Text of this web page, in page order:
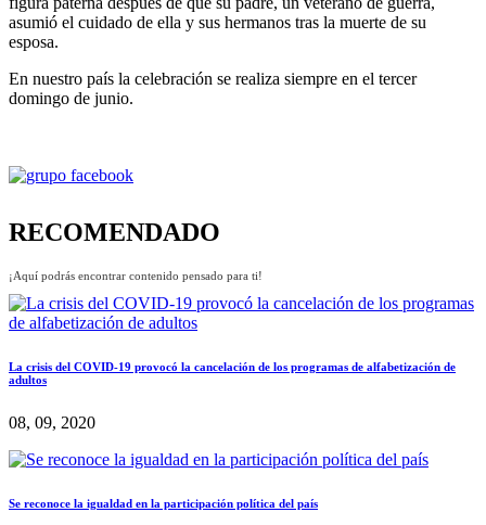
asumió el cuidado de ella y sus hermanos tras la muerte de su
esposa.
En nuestro país la celebración se realiza siempre en el tercer
domingo de junio.
RECOMENDADO
¡Aquí podrás encontrar contenido pensado para ti!
La crisis del COVID-19 provocó la cancelación de los programas de alfabetización de
adultos
08, 09, 2020
Se reconoce la igualdad en la participación política del país